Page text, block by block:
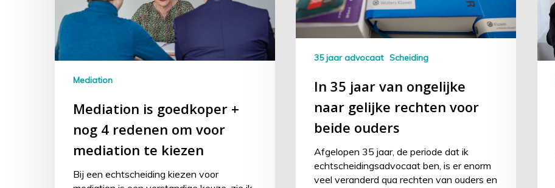
Mediation
Mediation is goedkoper +
nog 4 redenen om voor
mediation te kiezen
Bij een echtscheiding kiezen voor
35 jaar advocaat Scheiding
In 35 jaar van ongelijke
naar gelijke rechten voor
beide ouders
Afgelopen 35 jaar, de periode dat ik
echtscheidingsadvocaat ben, is er enorm
veel veranderd qua rechten van ouders en